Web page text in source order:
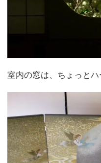
室内の窓は、ちょっとハ